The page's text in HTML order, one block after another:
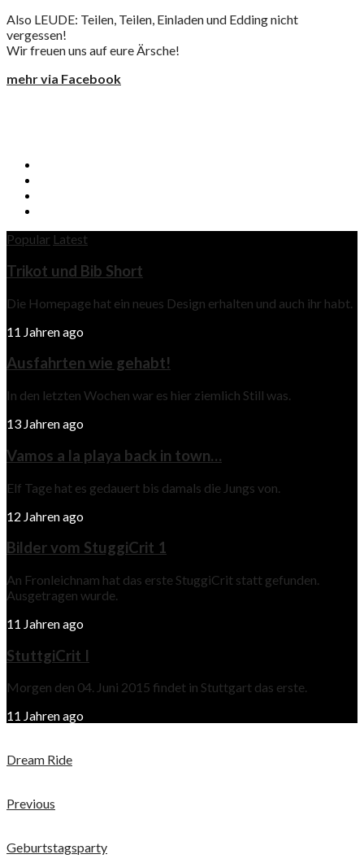
Also LEUDE: Teilen, Teilen, Einladen und Edding nicht
vergessen!
Wir freuen uns auf eure Ärsche!
mehr via Facebook
Popular Latest
Trikot und Bib Short
Die Homepage hat ein neues Design erhalten und auch ihr habt.
11 Jahren ago
Ausfahrten wie gehabt!
In den letzten Wochen war es hier ziemlich Still was.
13 Jahren ago
Vamos a la playa back in town…
Elf Tage hat es gedauert bis damals die Jungs von.
12 Jahren ago
Bilder vom StuggiCrit 1
An Fronleichnam hat das erste StuggiCrit statt gefunden.
Ausgetragen wurde.
11 Jahren ago
StuttgiCrit I
Morgen den 04. Juni 2015 findet in Stuttgart das erste.
11 Jahren ago
Dream Ride
Previous
Geburtstagsparty